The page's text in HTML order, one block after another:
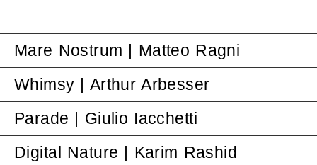
Mare Nostrum | Matteo Ragni
Whimsy | Arthur Arbesser
Parade | Giulio Iacchetti​
Digital Nature | Karim Rashid